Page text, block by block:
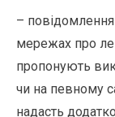
–
мережах про
пропонують
чи на певному
надасть